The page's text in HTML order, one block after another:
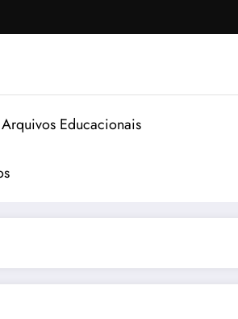
Arquivos Educacionais